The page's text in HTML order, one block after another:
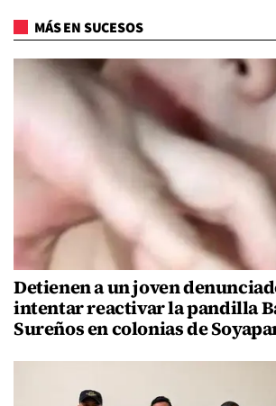
MÁS EN SUCESOS
Detienen a un joven
intentar reactivar la pandilla
Sureños en colonias de